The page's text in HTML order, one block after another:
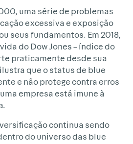
uma série de problemas
excessiva e exposição
seus fundamentos. Em 2018,
do Dow Jones – índice do
praticamente desde sua
que o status de blue
e não protege contra erros
empresa está imune à
continua sendo
do universo das blue